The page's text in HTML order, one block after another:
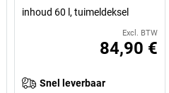
inhoud 60 l, tuimeldeksel
Excl. BTW
84,90 €
Snel leverbaar